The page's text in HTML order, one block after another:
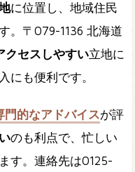
に位置し、地域住民
。〒079-1136 北海道
クセスしやすい立地に
にも便利です。
門的なアドバイスが評
のも利点で、忙しい
す。連絡先は0125-